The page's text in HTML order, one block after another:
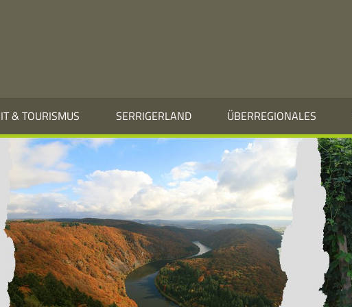
& TOURISMUS SERRIGERLAND ÜBERREGIONALES